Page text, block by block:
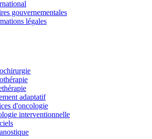
gouvernementales
légales
adaptatif
d'oncologie
interventionnelle